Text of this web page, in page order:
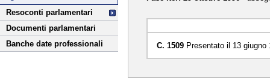
Resoconti parlamentari
Documenti parlamentari
Banche date professionali
C. 1509 Presentato il 13 giugno